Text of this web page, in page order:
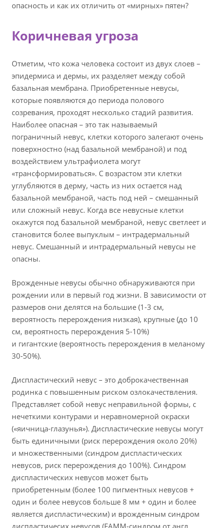
опасность и как их отличить от «мирных» пятен?
Коричневая угроза
Отметим, что кожа человека состоит из двух слоев –
эпидермиса и дермы, их разделяет между собой
базальная мембрана. Приобретенные невусы,
которые появляются до периода полового
созревания, проходят несколько стадий развития.
Наиболее опасная – это так называемый
пограничный невус, клетки которого залегают очень
поверхностно (над базальной мембраной) и под
воздействием ультрафиолета могут
«трансформироваться». С возрастом эти клетки
углубляются в дерму, часть из них остается над
базальной мембраной, часть под ней – смешанный
или сложный невус. Когда все невусные клетки
окажутся под базальной мембраной, невус светлеет и
становится более выпуклым – интрадермальный
невус. Смешанный и интрадермальный невусы не
опасны.
Врожденные невусы обычно обнаруживаются при
рождении или в первый год жизни. В зависимости от
размеров они делятся на большие (1-3 см,
вероятность перерождения низкая), крупные (до 10
см, вероятность перерождения 5-10%)
и гигантские (вероятность перерождения в меланому
30-50%).
Диспластический невус – это доброкачественная
родинка с повышенным риском озлокачествления.
Представляет собой невус неправильной формы, с
нечеткими контурами и неравномерной окраски
(«яичница-глазунья»). Диспластические невусы могут
быть единичными (риск перерождения около 20%)
и множественными (синдром диспластических
невусов, риск перерождения до 100%). Синдром
диспластических невусов может быть
приобретенным (более 100 пигментных невусов +
один и более невусов больше 8 мм + один и более
является диспластическим) и врожденным синдром
диспластичесих невусов (FAMM-синдром от англ.